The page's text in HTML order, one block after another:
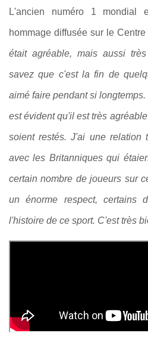
L'ancien numéro 1 mondial
hommage diffusée sur le Centre
était agréable, mais aussi
savez que c'est la fin de
aimé faire pendant si
est évident qu'il est très
soient restés. J'ai une relation
avec les Britanniques qui
certain nombre de joueurs sur
un énorme respect, certains
l'histoire de ce sport. C'est très